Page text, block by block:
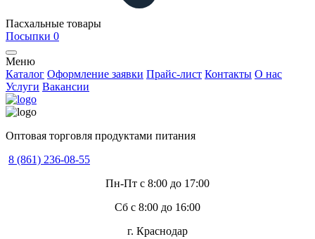
Пасхальные товары
Посыпки 0
Меню
Каталог Оформление заявки Прайс-лист Контакты О нас
Услуги Вакансии
Оптовая торговля продуктами питания
8 (861) 236-08-55
Пн-Пт с 8:00 до 17:00
Сб с 8:00 до 16:00
г. Краснодар